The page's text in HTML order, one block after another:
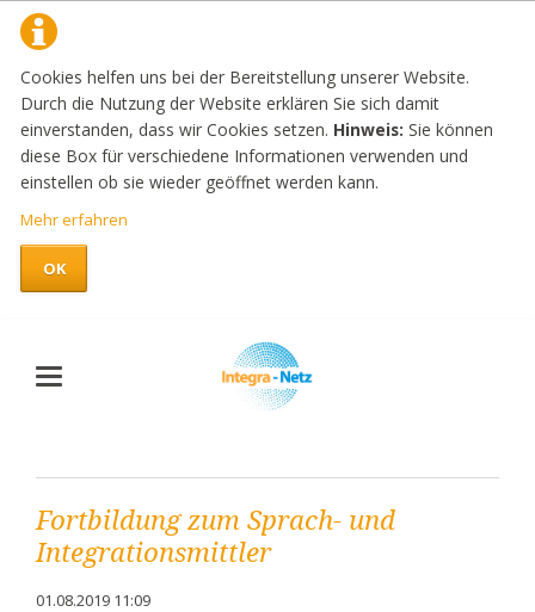
Cookies helfen uns bei der Bereitstellung unserer Website.
Durch die Nutzung der Website erklären Sie sich damit
einverstanden, dass wir Cookies setzen. Hinweis: Sie können
diese Box für verschiedene Informationen verwenden und
einstellen ob sie wieder geöffnet werden kann.
Mehr erfahren
OK
Fortbildung zum Sprach- und
Integrationsmittler
01.08.2019 11:09